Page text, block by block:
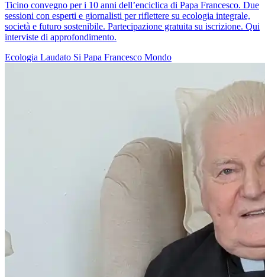
Ticino convegno per i 10 anni dell’enciclica di Papa Francesco. Due
sessioni con esperti e giornalisti per riflettere su ecologia integrale,
società e futuro sostenibile. Partecipazione gratuita su iscrizione. Qui
interviste di approfondimento.
Ecologia Laudato Si Papa Francesco Mondo